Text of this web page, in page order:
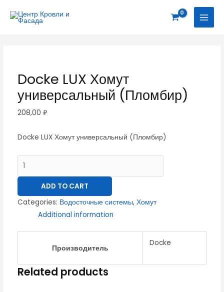
Docke LUX Хомут
универсальный (Пломбир)
208,00 ₽
Docke LUX Хомут универсальный (Пломбир)
LUX
ADD TO CART
Categories: Водосточные системы, Хомут
Additional information
Производитель
Docke
Related products